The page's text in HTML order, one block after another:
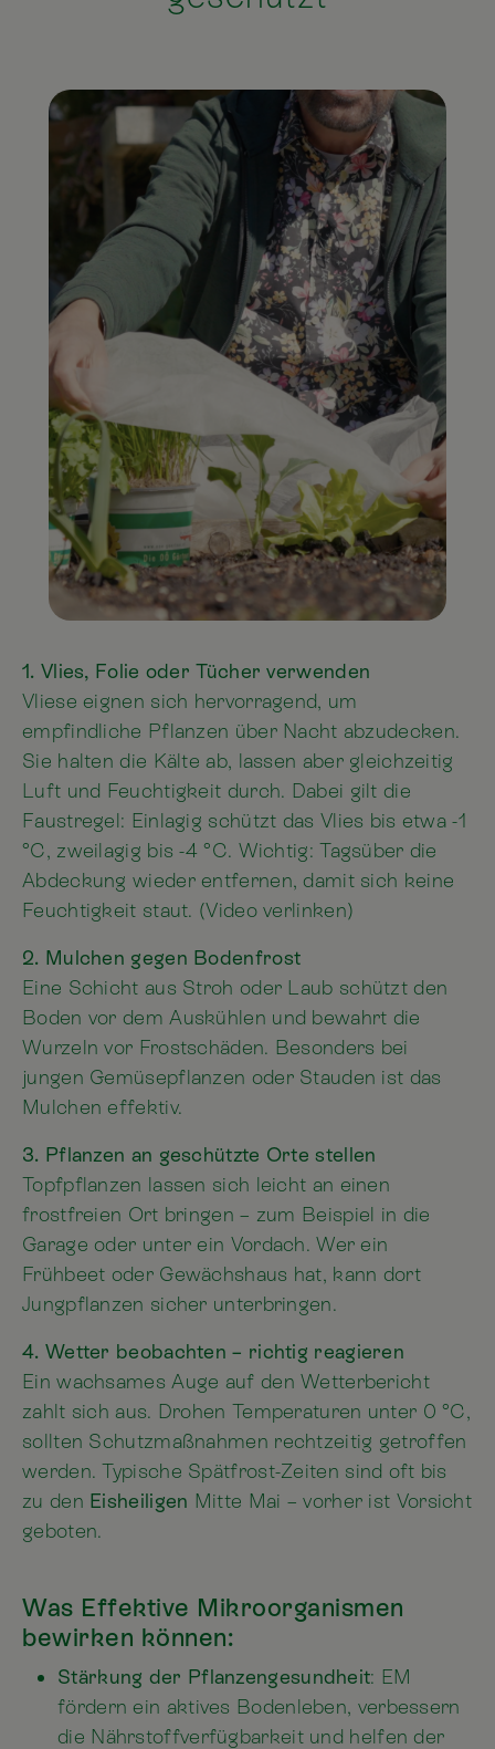
1. Vlies, Folie oder Tücher verwenden
Vliese eignen sich hervorragend, um
empfindliche Pflanzen über Nacht abzudecken.
Sie halten die Kälte ab, lassen aber gleichzeitig
Luft und Feuchtigkeit durch. Dabei gilt die
Faustregel: Einlagig schützt das Vlies bis etwa -1
°C, zweilagig bis -4 °C. Wichtig: Tagsüber die
Abdeckung wieder entfernen, damit sich keine
Feuchtigkeit staut. (Video verlinken)
2. Mulchen gegen Bodenfrost
Eine Schicht aus Stroh oder Laub schützt den
Boden vor dem Auskühlen und bewahrt die
Wurzeln vor Frostschäden. Besonders bei
jungen Gemüsepflanzen oder Stauden ist das
Mulchen effektiv.
3. Pflanzen an geschützte Orte stellen
Topfpflanzen lassen sich leicht an einen
frostfreien Ort bringen – zum Beispiel in die
Garage oder unter ein Vordach. Wer ein
Frühbeet oder Gewächshaus hat, kann dort
Jungpflanzen sicher unterbringen.
4. Wetter beobachten – richtig reagieren
Ein wachsames Auge auf den Wetterbericht
zahlt sich aus. Drohen Temperaturen unter 0 °C,
sollten Schutzmaßnahmen rechtzeitig getroffen
werden. Typische Spätfrost-Zeiten sind oft bis
zu den Eisheiligen Mitte Mai – vorher ist Vorsicht
geboten.
Was Effektive Mikroorganismen
bewirken können:
Stärkung der Pflanzengesundheit: EM
fördern ein aktives Bodenleben, verbessern
die Nährstoffverfügbarkeit und helfen der